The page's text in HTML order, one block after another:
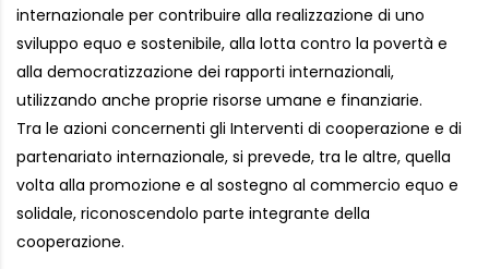
internazionale per contribuire alla realizzazione di uno
sviluppo equo e sostenibile, alla lotta contro la povertà e
alla democratizzazione dei rapporti internazionali,
utilizzando anche proprie risorse umane e finanziarie.
Tra le azioni concernenti gli Interventi di cooperazione e di
partenariato internazionale, si prevede, tra le altre, quella
volta alla promozione e al sostegno al commercio equo e
solidale, riconoscendolo parte integrante della
cooperazione.